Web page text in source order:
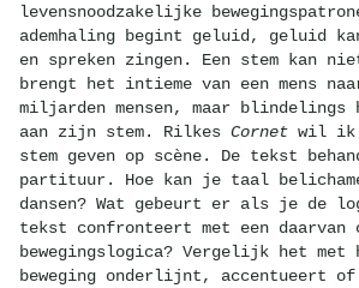
levensnoodzakelijke
ademhaling begint geluid, geluid
en spreken zingen. Een stem kan
brengt het intieme van een mens
miljarden mensen, maar blindelings
aan zijn stem. Rilkes Cornetwil ik
stem geven op scène. De tekst
partituur. Hoe kan je taal
dansen? Wat gebeurt er als je de
tekst confronteert met een daarvan
bewegingslogica? Vergelijk het met
beweging onderlijnt, accentueert